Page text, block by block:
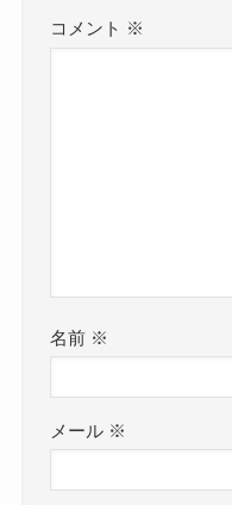
コメント ※
名前 ※
メール ※